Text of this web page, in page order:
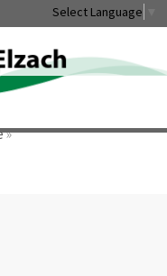
Select Language
»